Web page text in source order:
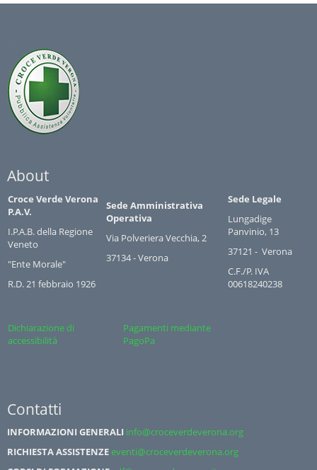
About
Croce Verde Verona
P.A.V.
I.P.A.B. della Regione
Veneto
"Ente Morale"
R.D. 21 febbraio 1926
Sede Amministrativa
Operativa
Via Polveriera Vecchia, 2
37134 - Verona
Sede Legale
Lungadige
Panvinio, 13
37121 - Verona
C.F./P. IVA
00618240238
Dichiarazione di
accessibilità
Pagamenti mediante
PagoPa
Contatti
INFORMAZIONI GENERALI info@croceverdeverona.org
RICHIESTA ASSISTENZE eventi@croceverdeverona.org